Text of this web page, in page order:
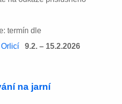
termín dle
9.2. – 15.2.2026
na jarní